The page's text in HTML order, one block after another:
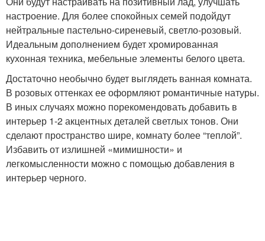
настроение. Для более спокойных семей подойдут
нейтральные пастельно-сиреневый, светло-розовый.
Идеальным дополнением будет хромированная
кухонная техника, мебельные элементы белого цвета.
Достаточно необычно будет выглядеть ванная комната.
В розовых оттенках ее оформляют романтичные натуры.
В иных случаях можно порекомендовать добавить в
интерьер 1-2 акцентных деталей светлых тонов. Они
сделают пространство шире, комнату более “теплой”.
Избавить от излишней «мимишности» и
легкомысленности можно с помощью добавления в
интерьер черного.